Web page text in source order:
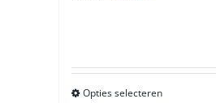
Opties selecterenDit